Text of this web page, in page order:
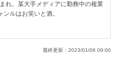
れ。某大手メディアに勤務中の複業
ルはお笑いと酒。
最終更新： 2023/01/06 09:00